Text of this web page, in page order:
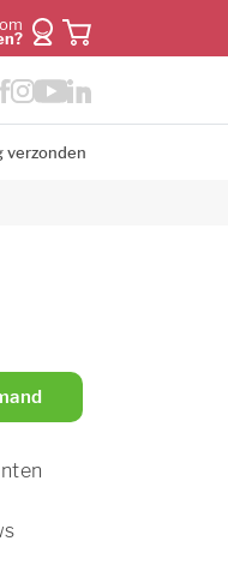
verzonden